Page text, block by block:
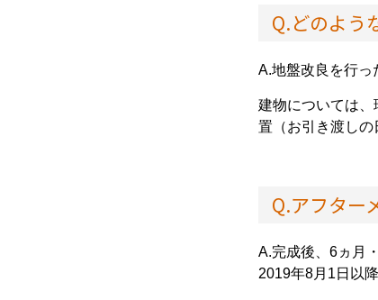
Q.どのよう
A.地盤改良を行っ
建物については
置（お引き渡しの
Q.アフター
A.完成後、6ヵ月
2019年8月1日以